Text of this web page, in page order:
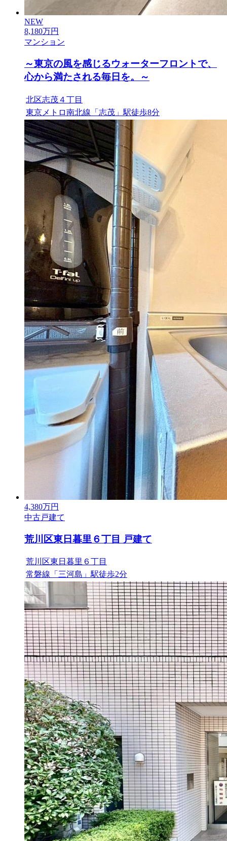
NEW
8,180万円
マンション
～東京の風を感じるウォーターフロントで、
心から満たされる毎日を。～
北区志茂４丁目
東京メトロ南北線「志茂」駅徒歩8分
4,380万円
中古戸建て
荒川区東日暮里６丁目 戸建て
荒川区東日暮里６丁目
常磐線「三河島」駅徒歩2分